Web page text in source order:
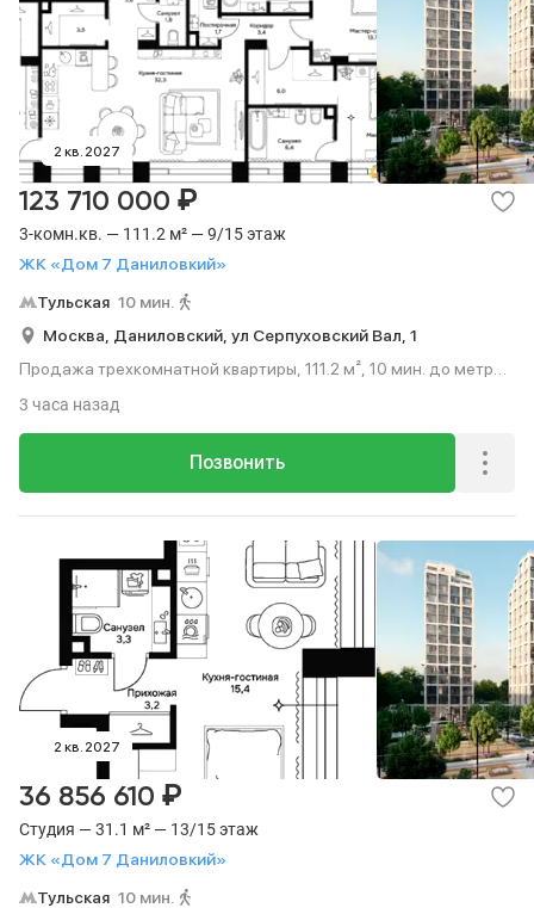
2 кв. 2027
3-комн.кв. — 111.2 м² — 9/15 этаж
ЖК «Дом 7 Даниловкий»
123 710 000 ₽
Тульская 10 мин.
Москва, Даниловский, ул Серпуховский Вал, 1
Продажа трехкомнатной квартиры, 111.2 м², 10 мин. до метро
Позвонить
3 часа назад
2 кв. 2027
Студия — 31.1 м² — 13/15 этаж
ЖК «Дом 7 Даниловкий»
36 856 610 ₽
Тульская 10 мин.